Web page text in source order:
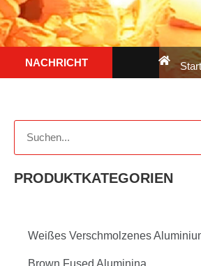
NACHRICHT
PRODUKTKATEGORIEN
Weißes Verschmolzenes
Brown Fused Aluminina